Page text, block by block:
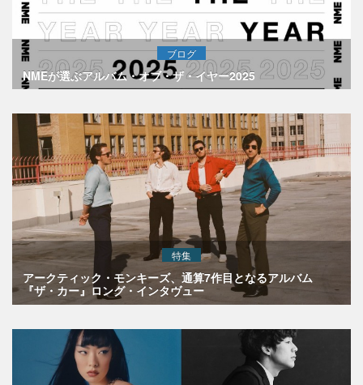
ブログ
NMEが選ぶアルバム・オブ・ザ・イヤー2025
特集
アークティック・モンキーズ、通算7作目となるアルバム
『ザ・カー』ロング・インタヴュー